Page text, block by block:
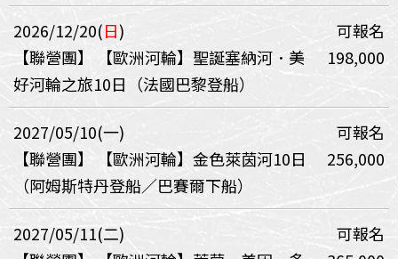
2026/12/20(日)
可報名
【聯營團】
【歐洲河輪】聖誕塞納河．美
好河輪之旅10日（法國巴黎登船）
198,000
2027/05/10(一)
可報名
【聯營團】
【歐洲河輪】金色萊茵河10日
（阿姆斯特丹登船／巴賽爾下船）
256,000
2027/05/11(二)
可報名